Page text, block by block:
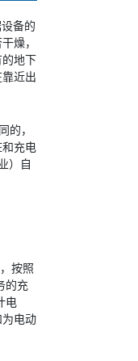
备的
燥，
地下
近出
，
充电
）自
按照
的充
电
电动